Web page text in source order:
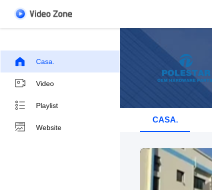
Casa.
Video
Playlist
Website
CASA.